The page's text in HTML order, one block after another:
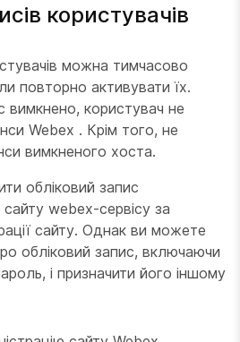
користувачів
можна тимчасово
повторно активувати їх.
вимкнено, користувач не
Webex . Крім того, не
вимкненого хоста.
обліковий запис
webex-сервісу за
сайту. Однак ви можете
обліковий запис, включаючи
і призначити його іншому